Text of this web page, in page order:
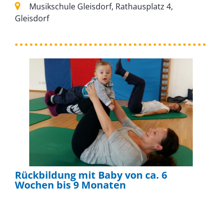
Musikschule Gleisdorf, Rathausplatz 4,
Gleisdorf
Rückbildung mit Baby von ca. 6
Wochen bis 9 Monaten